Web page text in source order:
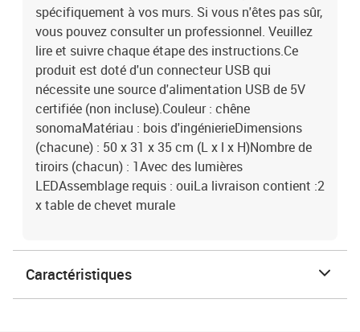
spécifiquement à vos murs. Si vous n'êtes pas sûr,
vous pouvez consulter un professionnel. Veuillez
lire et suivre chaque étape des instructions.Ce
produit est doté d'un connecteur USB qui
nécessite une source d'alimentation USB de 5V
certifiée (non incluse).Couleur : chêne
sonomaMatériau : bois d'ingénierieDimensions
(chacune) : 50 x 31 x 35 cm (L x l x H)Nombre de
tiroirs (chacun) : 1Avec des lumières
LEDAssemblage requis : ouiLa livraison contient :2
x table de chevet murale
Caractéristiques